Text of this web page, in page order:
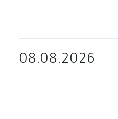
08.08.2026